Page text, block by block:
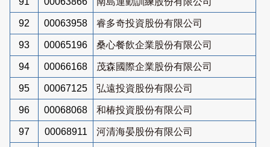
92 00063958 睿多奇投資股份有限公司
93 00065196 桑心餐飲企業股份有限公司
94 00066168 茂森國際企業股份有限公司
95 00067125 弘遠投資股份有限公司
96 00068068 和椿投資股份有限公司
97 00068911 河清海晏股份有限公司